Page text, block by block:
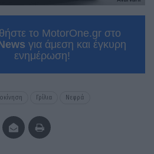
το MotorOne.gr στο
για άμεση και έγκυρη
ενημέρωση!
Γρίλια Νεφρά